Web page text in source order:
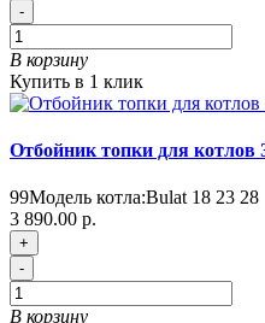
-
В корзину
Купить в 1 клик
Отбойник топки для котлов
99Модель котла:Bulat 18 23 28
3 890.00 р.
+
-
В корзину